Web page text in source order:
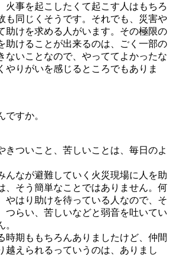
火事を起こしたくて起こす人はもちろ
も同じくそうです。それでも、災害や
助けを求める人がいます。その極限の
助けることが出来るのは、ごく一部の
ないことなので、やっててよかったな
やりがいを感じるところでもありま
すか。
きついこと、苦しいことは、毎日のよ
んなが避難していく火災現場に人を助
、そう簡単なことではありません。何
やはり助けを待っている人なので、そ
つらい、苦しいなどと弱音を吐いてい
時期ももちろんありましたけど、仲間
越えられるっていうのは、ありまし